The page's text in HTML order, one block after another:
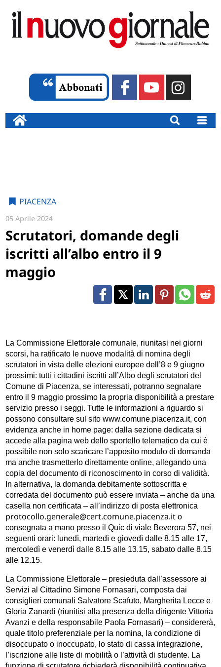
PIACENZA
05 Aprile 2024
Scrutatori, domande degli
iscritti all’albo entro il 9
maggio
La Commissione Elettorale comunale, riunitasi nei giorni
scorsi, ha ratificato le nuove modalità di nomina degli
scrutatori in vista delle elezioni europee dell’8 e 9 giugno
prossimi: tutti i cittadini iscritti all’Albo degli scrutatori del
Comune di Piacenza, se interessati, potranno segnalare
entro il 9 maggio prossimo la propria disponibilità a prestare
servizio presso i seggi. Tutte le informazioni a riguardo si
possono consultare sul sito www.comune.piacenza.it, con
evidenza anche in home page: dalla sezione dedicata si
accede alla pagina web dello sportello telematico da cui è
possibile non solo scaricare l’apposito modulo di domanda
ma anche trasmetterlo direttamente online, allegando una
copia del documento di riconoscimento in corso di validità.
In alternativa, la domanda debitamente sottoscritta e
corredata del documento può essere inviata – anche da una
casella non certificata – all’indirizzo di posta elettronica
protocollo.generale@cert.comune.piacenza.it o
consegnata a mano presso il Quic di viale Beverora 57, nei
seguenti orari: lunedì, martedì e giovedì dalle 8.15 alle 17,
mercoledì e venerdì dalle 8.15 alle 13.15, sabato dalle 8.15
alle 12.15.
La Commissione Elettorale – presieduta dall’assessore ai
Servizi al Cittadino Simone Fornasari, composta dai
consiglieri comunali Salvatore Scafuto, Margherita Lecce e
Gloria Zanardi (riunitisi alla presenza della dirigente Vittoria
Avanzi e della responsabile Paola Fornasari) – considererà,
quale titolo preferenziale per la nomina, la condizione di
disoccupato o inoccupato, lo stato di cassa integrazione,
l’iscrizione alle liste di mobilità o l’attività di studente. La